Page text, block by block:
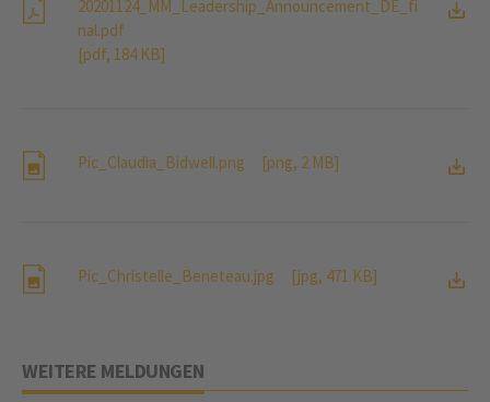
20201124_MM_Leadership_Announcement_DE_fi
nal.pdf
[pdf, 184 KB]
Pic_Claudia_Bidwell.png [png, 2 MB]
Pic_Christelle_Beneteau.jpg [jpg, 471 KB]
WEITERE MELDUNGEN